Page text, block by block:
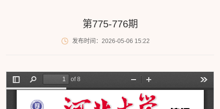
第775-776期
发布时间：2026-05-06 15:22